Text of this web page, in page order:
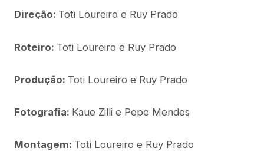
Direção: Toti Loureiro e Ruy Prado
Roteiro: Toti Loureiro e Ruy Prado
Produção: Toti Loureiro e Ruy Prado
Fotografia: Kaue Zilli e Pepe Mendes
Montagem: Toti Loureiro e Ruy Prado